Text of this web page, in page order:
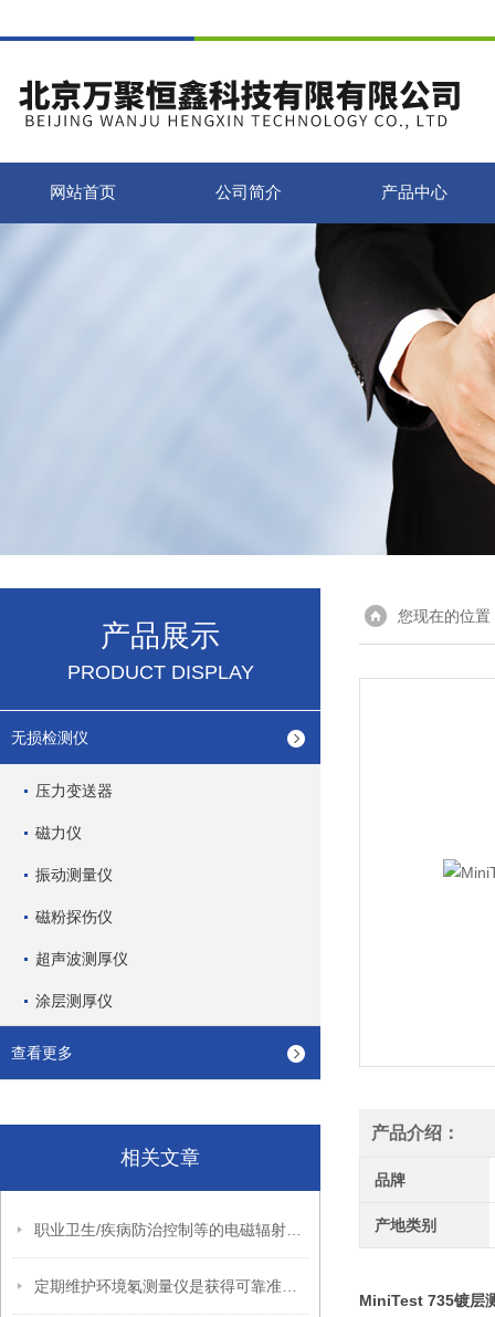
网站首页 公司简介 产品中心
产品展示
PRODUCT DISPLAY
无损检测仪
压力变送器
磁力仪
振动测量仪
磁粉探伤仪
超声波测厚仪
涂层测厚仪
查看更多
相关文章
您现在的位置
产品介绍：
品牌
产地类别
MiniTest 735镀层